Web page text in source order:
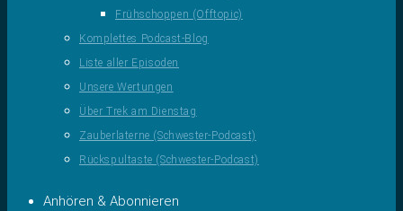
Frühschoppen (Offtopic)
Komplettes Podcast-Blog
Liste aller Episoden
Unsere Wertungen
Über Trek am Dienstag
Zauberlaterne (Schwester-Podcast)
Rückspultaste (Schwester-Podcast)
Anhören & Abonnieren